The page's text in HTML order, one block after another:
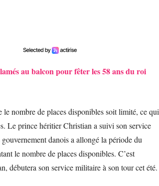
au balcon pour fêter les 58 ans du roi
nombre de places disponibles soit limité, ce qui
Le prince héritier Christian a suivi son service
danois a allongé la période du
le nombre de places disponibles. C’est
débutera son service militaire à son tour cet été.